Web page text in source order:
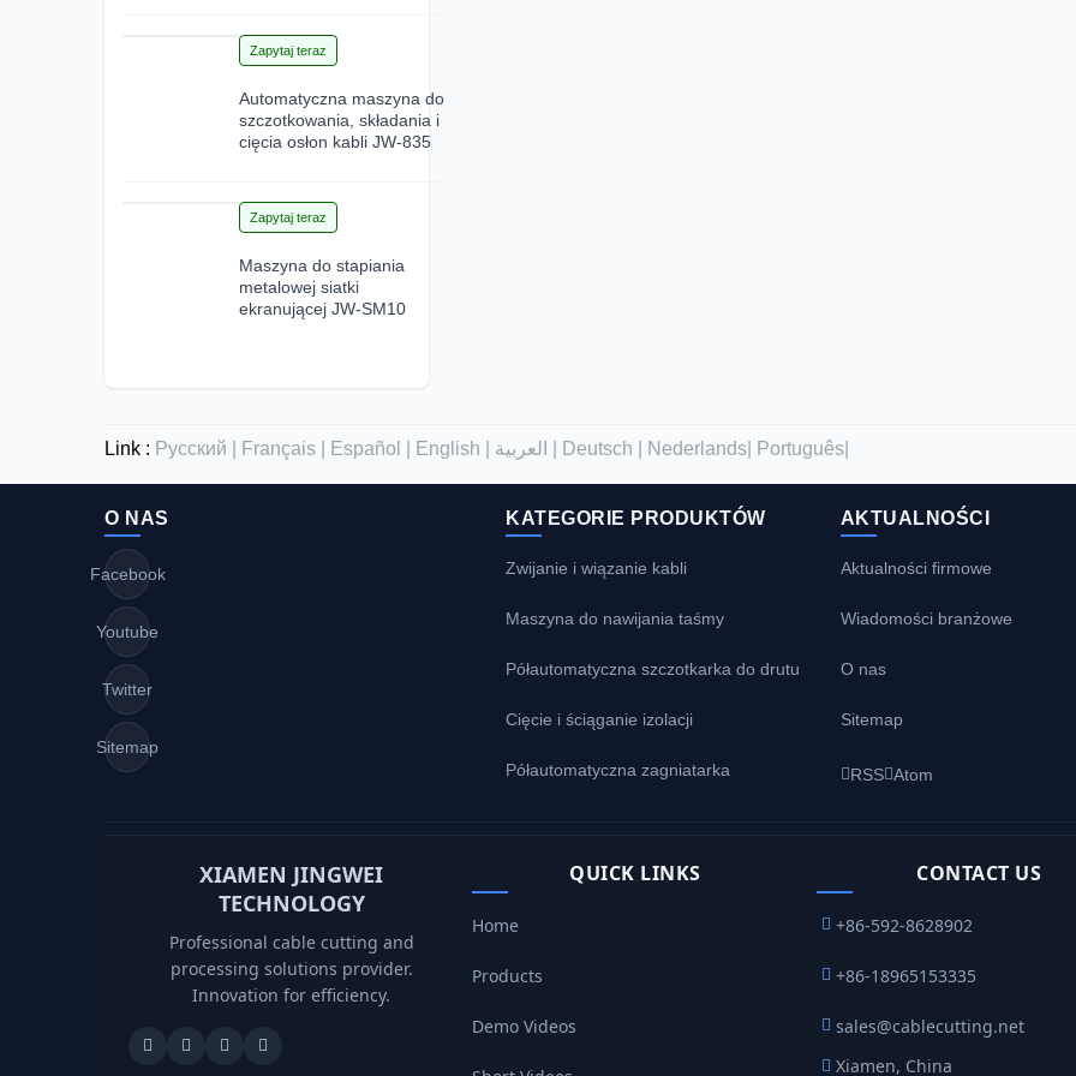
Zapytaj teraz
Automatyczna maszyna do
szczotkowania, składania i
cięcia osłon kabli JW-835
Zapytaj teraz
Maszyna do stapiania
metalowej siatki
ekranującej JW-SM10
Link : Русский | Français | Español | English | Deutsch | Nederlands| Português|
O NAS
Facebook
Youtube
Twitter
Sitemap
KATEGORIE PRODUKTÓW
Zwijanie i wiązanie kabli
Maszyna do nawijania taśmy
Półautomatyczna szczotkarka do drutu
Cięcie i ściąganie izolacji
Półautomatyczna zagniatarka
AKTUALNOŚCI
Aktualności firmowe
Wiadomości branżowe
O nas
Sitemap
RSS Atom
XIAMEN JINGWEI
TECHNOLOGY
Professional cable cutting and
processing solutions provider.
Innovation for efficiency.
QUICK LINKS
Home
Products
Demo Videos
CONTACT US
+86-592-8628902
+86-18965153335
sales@cablecutting.net
Xiamen, China